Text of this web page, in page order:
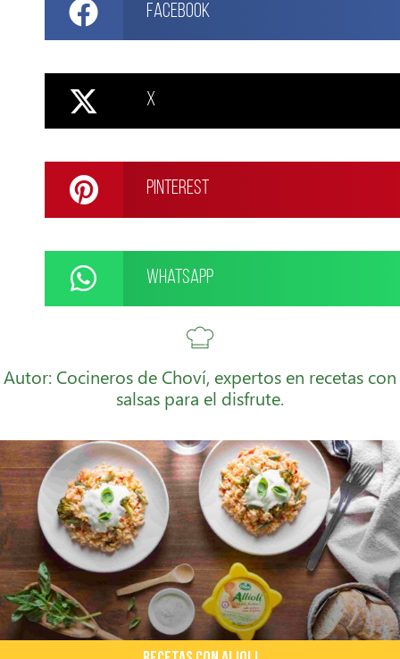
Facebook
X
Pinterest
WhatsApp
Autor: Cocineros de Choví, expertos en recetas con
salsas para el disfrute.